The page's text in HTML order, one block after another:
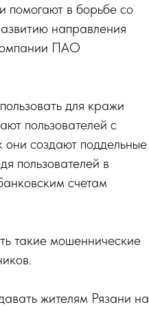
помогают в борьбе со
направления
ПАО
для кражи
пользователей с
создают поддельные
пользователей в
счетам
такие мошеннические
жителям Рязани на